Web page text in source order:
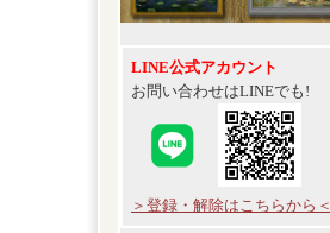
LINE公式アカウント
お問い合わせはLINEでも!
＞登録・解除はこちらから＜